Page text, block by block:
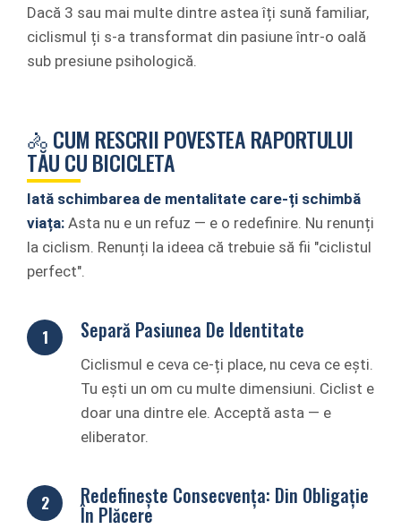
Dacă 3 sau mai multe dintre astea îți sună familiar,
ciclismul ți s-a transformat din pasiune într-o oală
sub presiune psihologică.
🚴 CUM RESCRII POVESTEA RAPORTULUI
TĂU CU BICICLETA
Iată schimbarea de mentalitate care-ți schimbă
viața: Asta nu e un refuz — e o redefinire. Nu renunți
la ciclism. Renunți la ideea că trebuie să fii "ciclistul
perfect".
Separă Pasiunea De Identitate
Ciclismul e ceva ce-ți place, nu ceva ce ești.
Tu ești un om cu multe dimensiuni. Ciclist e
doar una dintre ele. Acceptă asta — e
eliberator.
Redefinește Consecvența: Din Obligație
În Plăcere